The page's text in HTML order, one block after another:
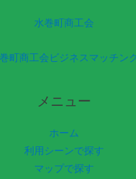
水巻町商工会
町商工会ビジネスマッチン
メニュー
ホーム
利用シーンで探す
マップで探す